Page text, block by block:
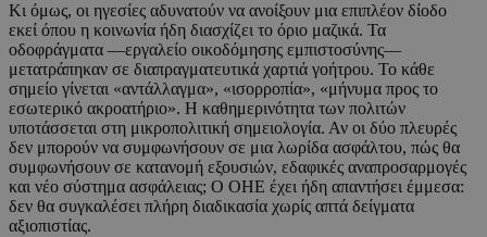
Κι όμως, οι ηγεσίες αδυνατούν να ανοίξουν μια επιπλέον δίοδο
εκεί όπου η κοινωνία ήδη διασχίζει το όριο μαζικά. Τα
οδοφράγματα —εργαλείο οικοδόμησης εμπιστοσύνης—
μετατράπηκαν σε διαπραγματευτικά χαρτιά γοήτρου. Το κάθε
σημείο γίνεται «αντάλλαγμα», «ισορροπία», «μήνυμα προς το
εσωτερικό ακροατήριο». Η καθημερινότητα των πολιτών
υποτάσσεται στη μικροπολιτική σημειολογία. Αν οι δύο πλευρές
δεν μπορούν να συμφωνήσουν σε μια λωρίδα ασφάλτου, πώς θα
συμφωνήσουν σε κατανομή εξουσιών, εδαφικές αναπροσαρμογές
και νέο σύστημα ασφάλειας; Ο ΟΗΕ έχει ήδη απαντήσει έμμεσα:
δεν θα συγκαλέσει πλήρη διαδικασία χωρίς απτά δείγματα
αξιοπιστίας.